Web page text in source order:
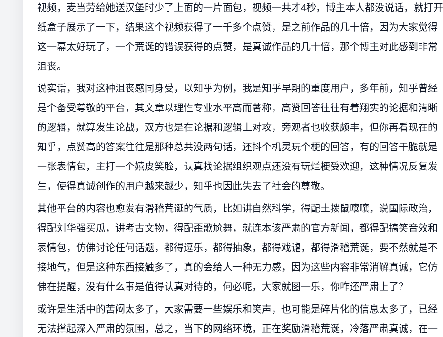
视频，麦当劳给她送汉堡时少了上面的一片面包，视频一共才4秒，博主本人都没说话，就打开
纸盒子展示了一下，结果这个视频获得了一千多个点赞，是之前作品的几十倍，因为大家觉得
这一幕太好玩了，一个荒诞的错误获得的点赞，是真诚作品的几十倍，那个博主对此感到非常
沮丧。
说实话，我对这种沮丧感同身受，以知乎为例，我是知乎早期的重度用户，多年前，知乎曾经
是个备受尊敬的平台，其文章以理性专业水平高而著称，高赞回答往往有着翔实的论据和清晰
的逻辑，就算发生论战，双方也是在论据和逻辑上对攻，旁观者也收获颇丰，但你再看现在的
知乎，点赞高的答案往往是那种总共没两句话，还抖个机灵玩个梗的回答，有的回答干脆就是
一张表情包，主打一个嬉皮笑脸，认真找论据组织观点还没有玩烂梗受欢迎，这种情况反复发
生，使得真诚创作的用户越来越少，知乎也因此失去了社会的尊敬。
其他平台的内容也愈发有滑稽荒诞的气质，比如讲自然科学，得配土拨鼠嚷嚷，说国际政治，
得配刘华强买瓜，讲考古文物，得配歪歌尬舞，就连本该严肃的官方新闻，都得配搞笑音效和
表情包，仿佛讨论任何话题，都得逗乐，都得抽象，都得戏谑，都得滑稽荒诞，要不然就是不
接地气，但是这种东西接触多了，真的会给人一种无力感，因为这些内容非常消解真诚，它仿
佛在提醒，没有什么事是值得认真对待的，何必呢，大家就图一乐，你咋还严肃上了？
或许是生活中的苦闷太多了，大家需要一些娱乐和笑声，也可能是碎片化的信息太多了，已经
无法撑起深入严肃的氛围，总之，当下的网络环境，正在奖励滑稽荒诞，冷落严肃真诚，在一